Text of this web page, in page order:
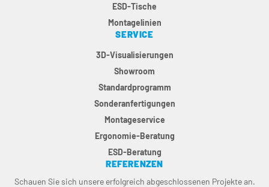
ESD-Tische
Montagelinien
SERVICE
3D-Visualisierungen
Showroom
Standardprogramm
Sonderanfertigungen
Montageservice
Ergonomie-Beratung
ESD-Beratung
REFERENZEN
Schauen Sie sich unsere erfolgreich abgeschlossenen Projekte an.